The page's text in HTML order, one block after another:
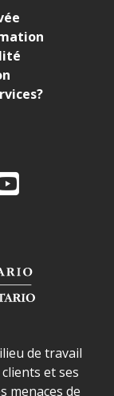
Ontario
YouTube
locaux d'AJO.
de travail
et ses
menaces de